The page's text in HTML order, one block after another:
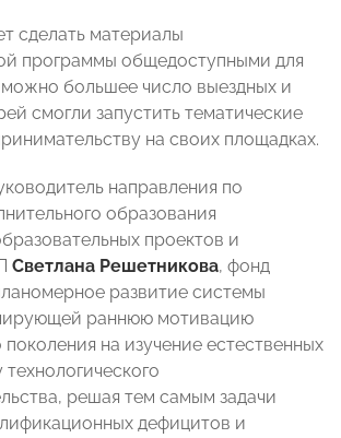
сделать материалы
программы общедоступными для
можно большее число выездных и
смогли запустить тематические
на своих площадках.
направления по
образования
проектов и
Светлана Решетникова, фонд
развитие системы
раннюю мотивацию
на изучение естественных
технологического
решая тем самым задачи
дефицитов и